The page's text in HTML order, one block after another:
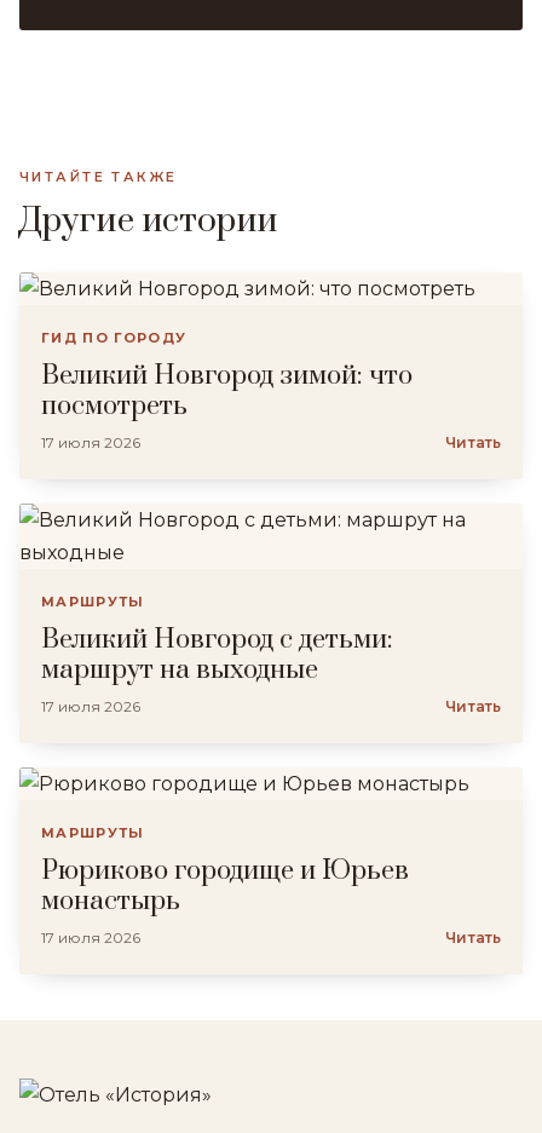
ЧИТАЙТЕ ТАКЖЕ
Другие истории
ГИД ПО ГОРОДУ
Великий Новгород зимой: что
посмотреть
17 июля 2026 Читать
МАРШРУТЫ
Великий Новгород с детьми:
маршрут на выходные
17 июля 2026 Читать
МАРШРУТЫ
Рюриково городище и Юрьев
монастырь
17 июля 2026 Читать